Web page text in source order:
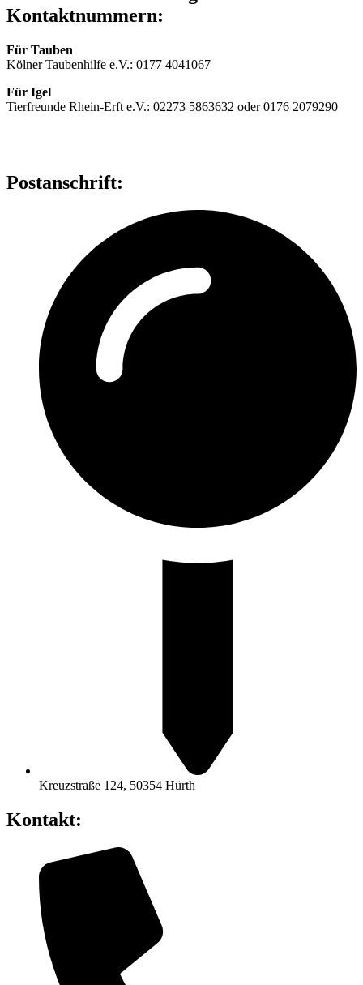
Kontaktnummern:
Für Tauben
Kölner Taubenhilfe e.V.: 0177 4041067
Für Igel
Tierfreunde Rhein-Erft e.V.: 02273 5863632 oder 0176 2079290
Postanschrift:
Kreuzstraße 124, 50354 Hürth
Kontakt: